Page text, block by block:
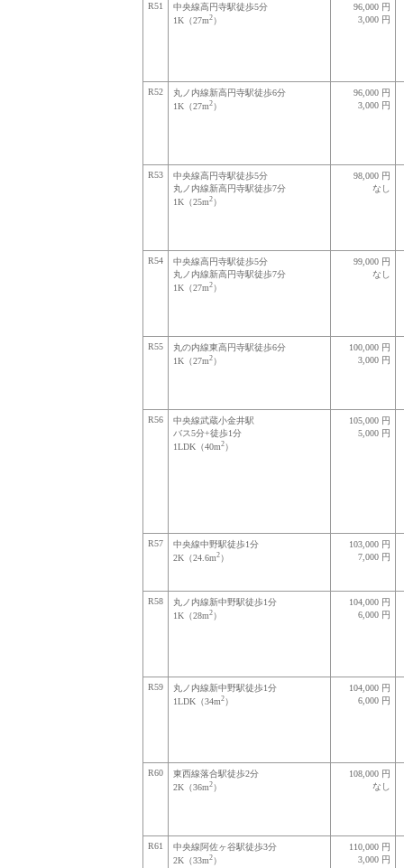
R51
中央線高円寺駅徒歩5分
1K（27m2）
96,000 円
3,000 円
R52
丸ノ内線新高円寺駅徒歩6分
1K（27m2）
96,000 円
3,000 円
R53
中央線高円寺駅徒歩5分
丸ノ内線新高円寺駅徒歩7分
1K（25m2）
98,000 円
なし
R54
中央線高円寺駅徒歩5分
丸ノ内線新高円寺駅徒歩7分
1K（27m2）
99,000 円
なし
R55
丸の内線東高円寺駅徒歩6分
1K（27m2）
100,000 円
3,000 円
R56
中央線武蔵小金井駅
バス5分+徒歩1分
1LDK（40m2）
105,000 円
5,000 円
R57
中央線中野駅徒歩1分
2K（24.6m2）
103,000 円
7,000 円
R58
丸ノ内線新中野駅徒歩1分
1K（28m2）
104,000 円
6,000 円
R59
丸ノ内線新中野駅徒歩1分
1LDK（34m2）
104,000 円
6,000 円
R60
東西線落合駅徒歩2分
2K（36m2）
108,000 円
なし
R61
中央線阿佐ヶ谷駅徒歩3分
2K（33m2）
110,000 円
3,000 円